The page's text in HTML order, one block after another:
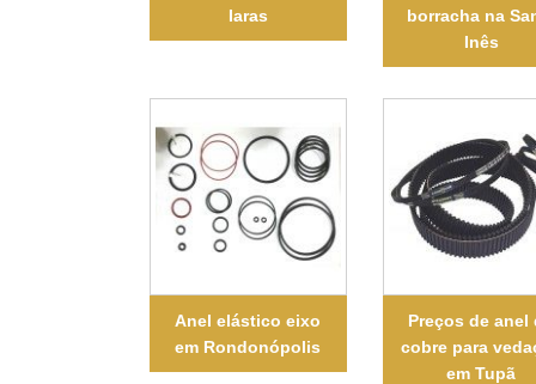
Iaras
borracha na
Inês
Anel elástico eixo
em Rondonópolis
Preços de anel
cobre para
em Tupã